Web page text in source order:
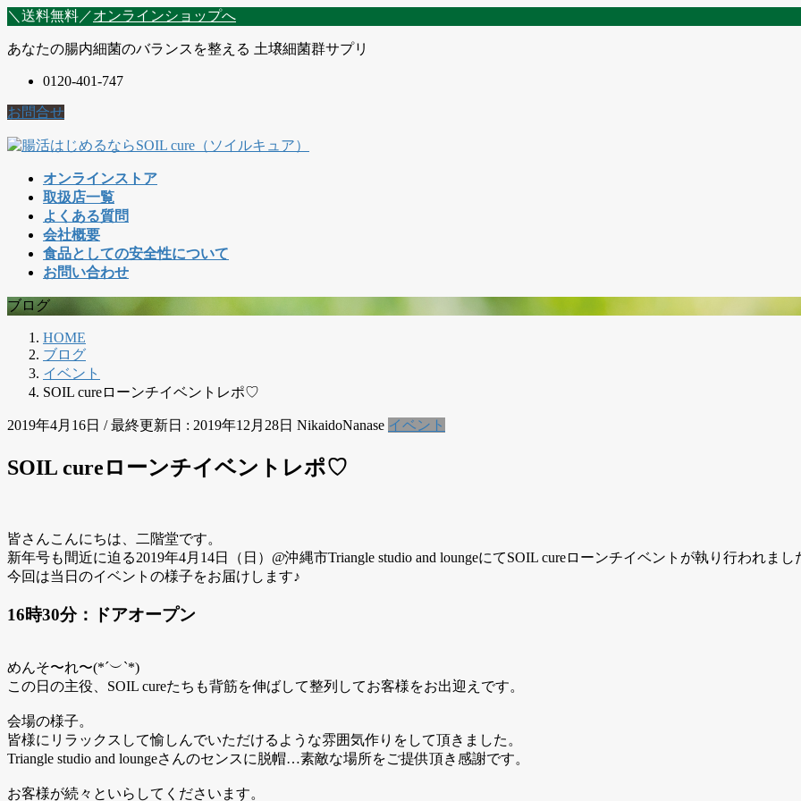
コ
テ
に
動
ナ
ゲ
ョ
に
＼送料無料／オンラインショップへ
あなたの腸内細菌のバランスを整える 土壌細菌群サプリ
0120-401-747
お問合せ
オンラインストア
取扱店一覧
よくある質問
会社概要
食品としての安全性について
お問い合わせ
ブログ
HOME
ブログ
イベント
SOIL cureローンチイベントレポ♡
2019年4月16日 / 最終更新日 : 2019年12月28日 NikaidoNanase イベント
SOIL cureローンチイベントレポ♡
皆さんこんにちは、二階堂です。
今回は当日のイベントの様子をお届けします♪
16時30分：ドアオープン
めんそ〜れ〜(*´︶`*)
この日の主役、SOIL cureたちも背筋を伸ばして整列してお客様をお出迎えです。
会場の様子。
皆様にリラックスして愉しんでいただけるような雰囲気作りをして頂きました。
Triangle studio and loungeさんのセンスに脱帽…素敵な場所をご提供頂き感謝です。
お客様が続々といらしてくださいます。